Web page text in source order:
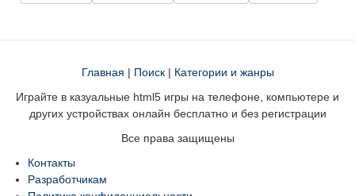
Главная | Поиск| Категории и жанры
Играйте в казуальные html5 игры на телефоне, компьютере и
других устройствах онлайн бесплатно и без регистрации
Все права защищены
Контакты
Разработчикам